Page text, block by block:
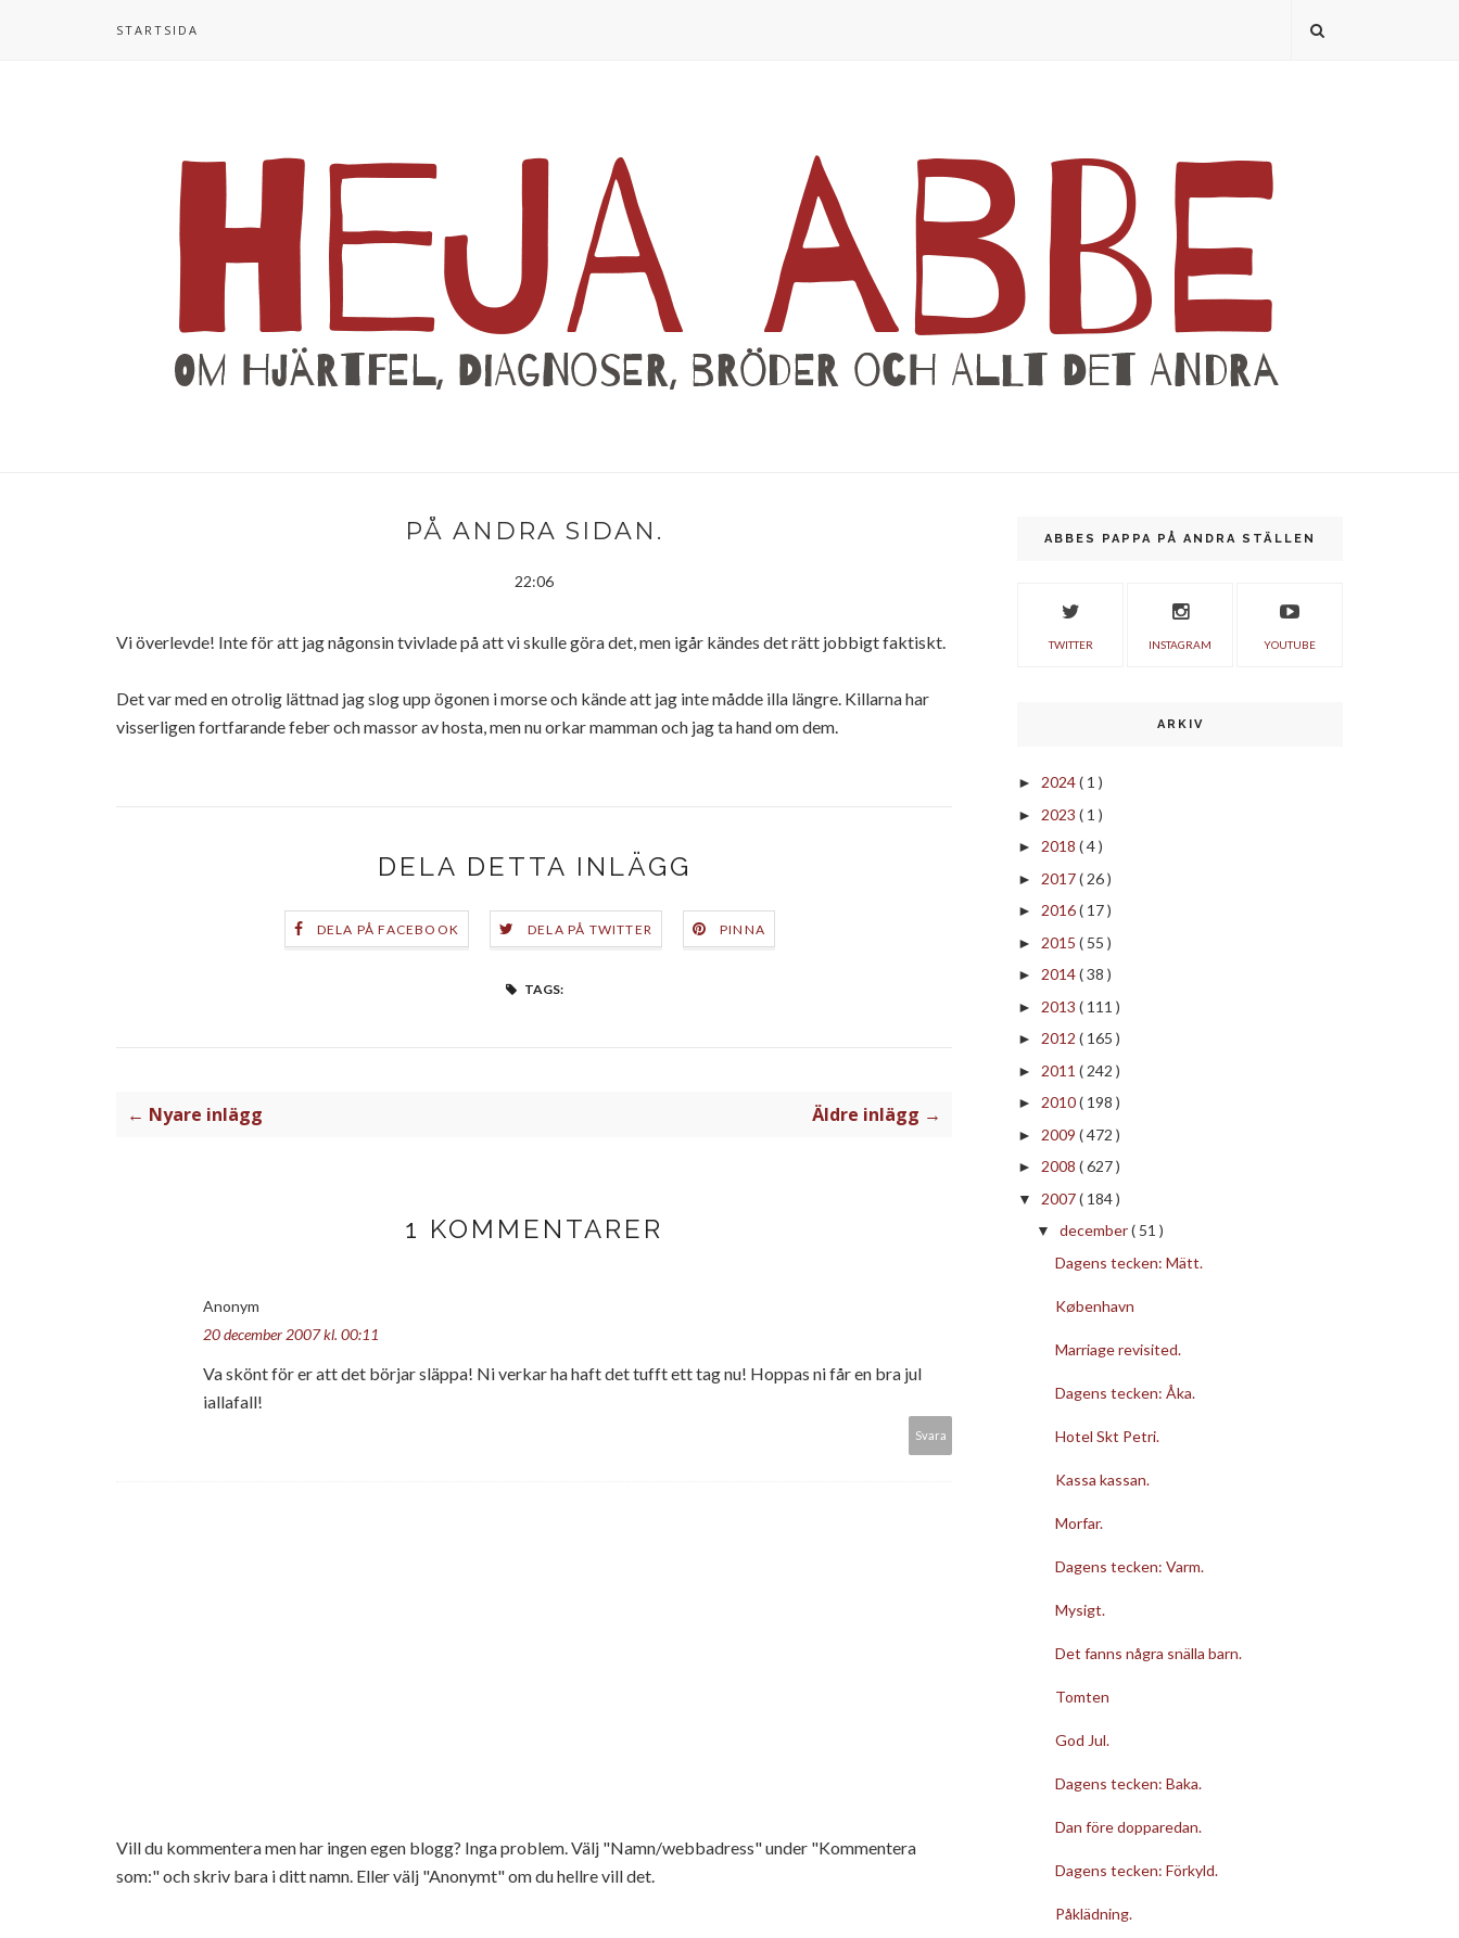
STARTSIDA
PÅ ANDRA SIDAN.
22:06
Vi överlevde! Inte för att jag någonsin tvivlade på att vi skulle göra det, men igår kändes det rätt jobbigt faktiskt.
Det var med en otrolig lättnad jag slog upp ögonen i morse och kände att jag inte mådde illa längre. Killarna har
visserligen fortfarande feber och massor av hosta, men nu orkar mamman och jag ta hand om dem.
DELA DETTA INLÄGG
DELA PÅ FACEBOOK DELA PÅ TWITTER PINNA
TAGS:
← Nyare inlägg Äldre inlägg →
1 KOMMENTARER
Anonym
20 december 2007 kl. 00:11
Va skönt för er att det börjar släppa! Ni verkar ha haft det tufft ett tag nu! Hoppas ni får en bra jul
iallafall!
Svara
Vill du kommentera men har ingen egen blogg? Inga problem. Välj "Namn/webbadress" under "Kommentera
som:" och skriv bara i ditt namn. Eller välj "Anonymt" om du hellre vill det.
ABBES PAPPA PÅ ANDRA STÄLLEN
TWITTER INSTAGRAM YOUTUBE
ARKIV
► 2024( 1 )
► 2023 ( 1 )
► 2018 ( 4 )
► 2017( 26 )
► 2016( 17 )
► 2015 ( 55 )
► 2014( 38 )
► 2013 ( 111 )
► 2012 ( 165 )
► 2011 ( 242 )
► 2010( 198 )
► 2009 ( 472 )
► 2008 ( 627 )
▼ 2007( 184 )
▼ december( 51 )
Dagens tecken: Mätt.
København
Marriage revisited.
Dagens tecken: Åka.
Hotel Skt Petri.
Kassa kassan.
Morfar.
Dagens tecken: Varm.
Mysigt.
Det fanns några snälla barn.
Tomten
God Jul.
Dagens tecken: Baka.
Dan före dopparedan.
Dagens tecken: Förkyld.
Påklädning.